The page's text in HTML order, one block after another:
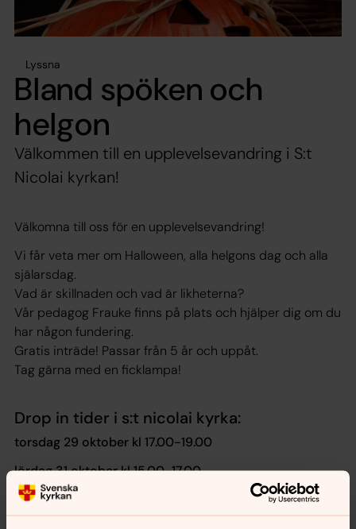
Lyssna
Bland spöken och
helgon
Välkommen till en upplevelsevandring i S:t
Nicolai kyrkan!
Välkomna till oss för en upplevelsevandring!
Vi får veta mer om Halloween, alla helgons dag och alla
själarsdag.
Vad är skillnaden och vad är likheterna?
Vår pedagog Frauke finns på plats och hjälper dig om du
har någon fundering.
Gratis inträde! Passar från 5 år och uppåt.
Tag gärna med en ficklampa!
Drop in tider i s:t nicolai kyrka:
torsdag 29 oktober kl 17.00-19.00
lördag 31 oktober kl 15.00-17.00